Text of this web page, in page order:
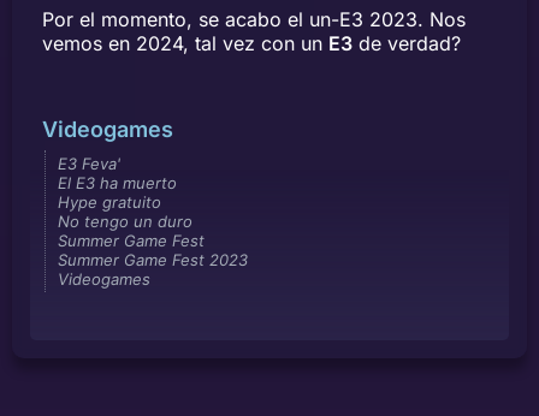
Por el momento, se acabo el un-E3 2023. Nos
vemos en 2024, tal vez con un E3 de verdad?
Videogames
E3 Feva'
El E3 ha muerto
Hype gratuito
No tengo un duro
Summer Game Fest
Summer Game Fest 2023
Videogames